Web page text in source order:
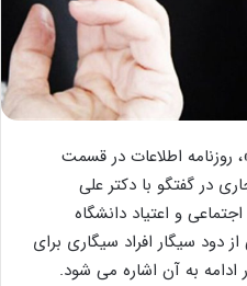
اطلاعات در قسمت
سال جاری در گفتگو با دکتر علی
و اعتیاد دانشگاه
دود سیگار افراد سیگاری برای
ادامه به آن اشاره می شود.